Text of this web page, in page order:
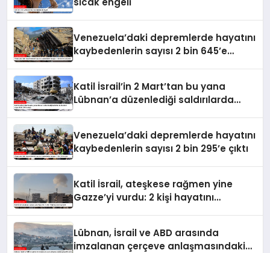
Venezuela’daki depremlerde hayatını
kaybedenlerin sayısı 2 bin 645’e
Katil İsrail’in 2 Mart’tan bu yana
Lübnan’a düzenlediği saldırılarda
Venezuela’daki depremlerde hayatını
kaybedenlerin sayısı 2 bin 295’e çıktı
Katil İsrail, ateşkese rağmen yine
Gazze’yi vurdu: 2 kişi hayatını
Lübnan, İsrail ve ABD arasında
imzalanan çerçeve anlaşmasındaki